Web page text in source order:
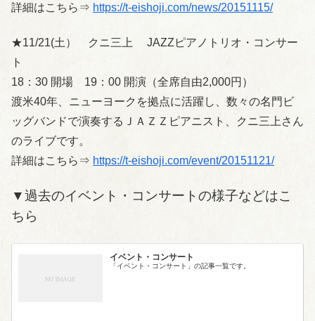
詳細はこちら⇒ https://t-eishoji.com/news/20151115/
★11/21(土） クニ三上 JAZZピアノトリオ・コンサー
ト
18：30 開場 19：00 開演（全席自由2,000円）
渡米40年、ニューヨークを拠点に活躍し、数々の名門ビ
ッグバンドで演奏するＪＡＺＺピアニスト、クニ三上さん
のライブです。
詳細はこちら⇒ https://t-eishoji.com/event/20151121/
▼過去のイベント・コンサートの様子などはこ
ちら
イベント・コンサート
「イベント・コンサート」の記事一覧です。